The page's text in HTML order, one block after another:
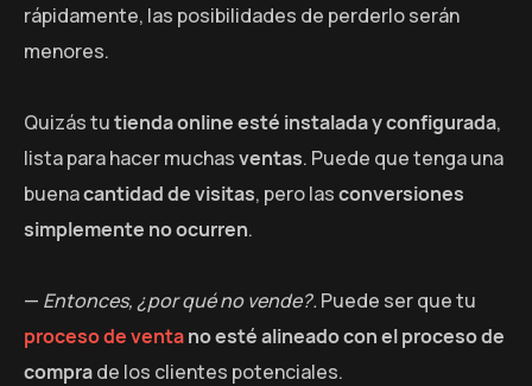
rápidamente, las posibilidades de perderlo serán
menores.
Quizás tutienda online esté instalada y configurada,
lista para hacer muchasventas. Puede que tenga una
buenacantidad de visitas, pero lasconversiones
simplemente no ocurren.
— Entonces, ¿por qué no vende?.Puede ser que tu
proceso de ventano esté alineado con el proceso de
comprade los clientes potenciales.